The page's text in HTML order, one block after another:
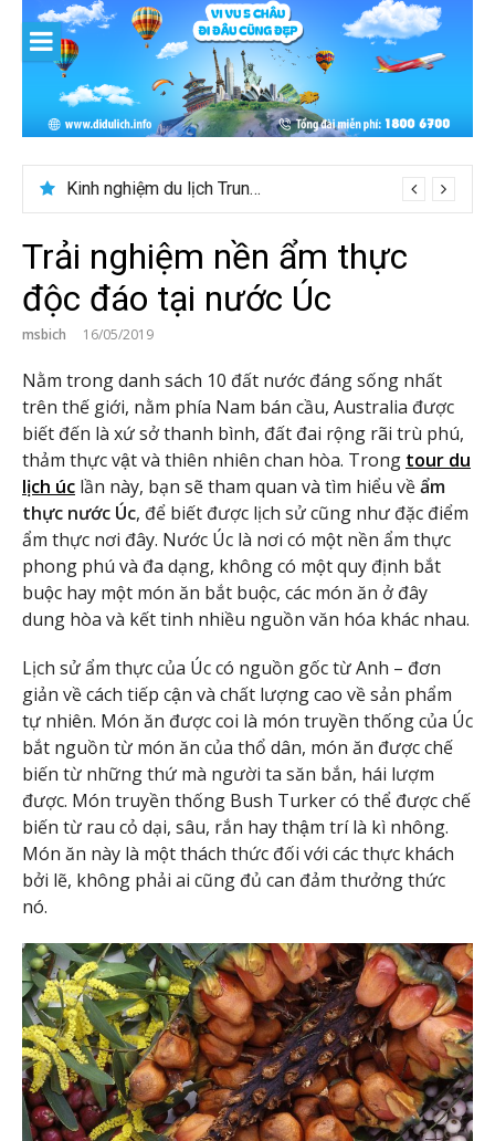
content
Du lịch Maldives – Lần đầu nên đi đâu, chơi gì?
Trải nghiệm nền ẩm thực
độc đáo tại nước Úc
msbich 16/05/2019
Nằm trong danh sách 10 đất nước đáng sống nhất
trên thế giới, nằm phía Nam bán cầu, Australia được
biết đến là xứ sở thanh bình, đất đai rộng rãi trù phú,
thảm thực vật và thiên nhiên chan hòa. Trong tour du
lịch úc lần này, bạn sẽ tham quan và tìm hiểu vềẩm
thực nước Úc, để biết được lịch sử cũng như đặc điểm
ẩm thực nơi đây. Nước Úc là nơi có một nền ẩm thực
phong phú và đa dạng, không có một quy định bắt
buộc hay một món ăn bắt buộc, các món ăn ở đây
dung hòa và kết tinh nhiều nguồn văn hóa khác nhau.
Lịch sử ẩm thực của Úc có nguồn gốc từ Anh – đơn
giản về cách tiếp cận và chất lượng cao về sản phẩm
tự nhiên. Món ăn được coi là món truyền thống của Úc
bắt nguồn từ món ăn của thổ dân, món ăn được chế
biến từ những thứ mà người ta săn bắn, hái lượm
được. Món truyền thống Bush Turker có thể được chế
biến từ rau cỏ dại, sâu, rắn hay thậm trí là kì nhông.
Món ăn này là một thách thức đối với các thực khách
bởi lẽ, không phải ai cũng đủ can đảm thưởng thức
nó.